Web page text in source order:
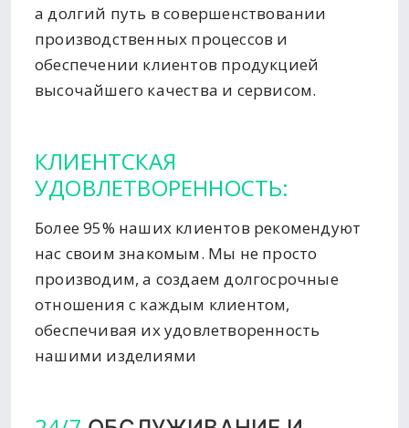
а долгий путь в совершенствовании
производственных процессов и
обеспечении клиентов продукцией
высочайшего качества и сервисом.
КЛИЕНТСКАЯ
УДОВЛЕТВОРЕННОСТЬ:
Более 95% наших клиентов рекомендуют
нас своим знакомым. Мы не просто
производим, а создаем долгосрочные
отношения с каждым клиентом,
обеспечивая их удовлетворенность
нашими изделиями